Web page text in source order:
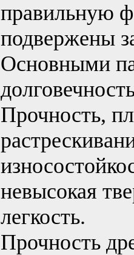
правильную
подвержены
Основными
Прочность,
невысокая
легкость.
Прочность